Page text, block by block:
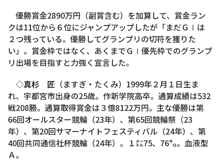
優勝賞金2890万円（副賞含む）を加算して、賞金ラン
クは11位から６位にジャンプアップしたが「まだＧⅠは
２つ残っている。優勝してグランプリの切符を獲りた
い」。賞金枠ではなく、あくまでＧⅠ優先枠でのグランプ
リ出場を目指すと力強く宣言した。
◇真杉 匠 （ますぎ・たくみ）1999年２月１日生ま
れ、宇都宮市出身の25歳。作新学院高卒。通算成績は532
戦208勝。通算取得賞金は３億8122万円。主な優勝は第
66回オールスター競輪（23年）、第65回競輪祭（23
年）、第20回サマーナイトフェスティバル（24年）、第
40回共同通信社杯競輪（24年）。１㍍75、76㌔。血液型
Ａ。